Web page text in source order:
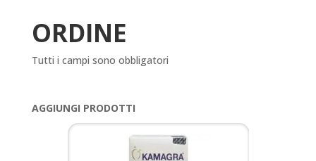
ORDINE
Tutti i campi sono obbligatori
AGGIUNGI PRODOTTI